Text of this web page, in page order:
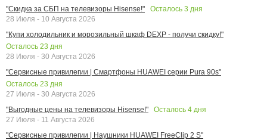
"Скидка за СБП на телевизоры Hisense!"
Осталось 3 дня
28 Июля - 10 Августа 2026
"Купи холодильник и морозильный шкаф DEXP - получи скидку!"
Осталось 23 дня
28 Июля - 30 Августа 2026
"Сервисные привилегии | Смартфоны HUAWEI серии Pura 90s"
Осталось 23 дня
27 Июля - 30 Августа 2026
"Выгодные цены на телевизоры Hisense!"
Осталось 4 дня
27 Июля - 11 Августа 2026
"Сервисные привилегии | Наушники HUAWEI FreeClip 2 S"